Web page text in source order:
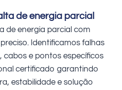
de energia parcial
de energia parcial com
Identificamos falhas
cabos e pontos específicos
certificado garantindo
estabilidade e solução